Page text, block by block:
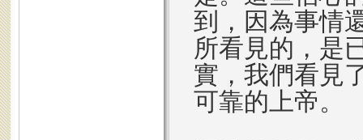
到，因為事情
所看見的，是
實，我們看見
可靠的上帝。